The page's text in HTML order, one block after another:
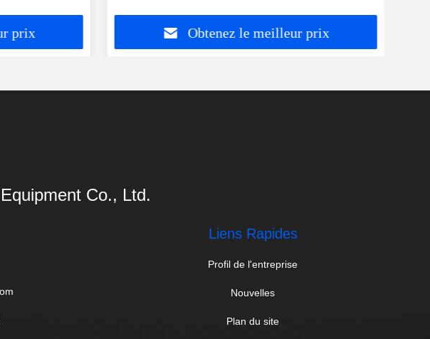
prix Obtenez le meilleur prix
Co., Ltd.
Liens Rapides
Profil de l'entreprise
Nouvelles
Plan du site